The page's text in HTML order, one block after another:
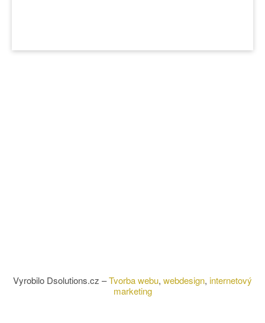
Vyrobilo Dsolutions.cz –Tvorba webu, webdesign, internetový
marketing